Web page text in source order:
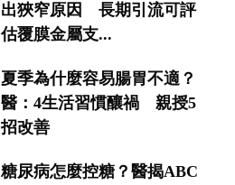
出狹窄原因 長期引流可評
估覆膜金屬支...
夏季為什麼容易腸胃不適？
醫：4生活習慣釀禍 親授5
招改善
糖尿病怎麼控糖？醫揭ABC